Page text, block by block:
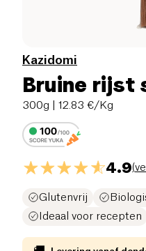
Kazidomi
Bruine rijst
300g | 12.83 €/Kg
4.9(
Glutenvrij
Ideaal voor recepten